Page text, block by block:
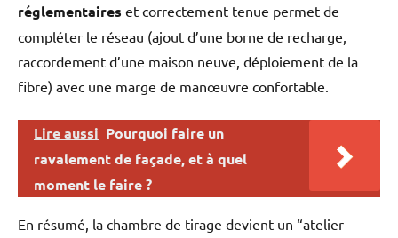
réglementaires et correctement tenue permet de
compléter le réseau (ajout d’une borne de recharge,
raccordement d’une maison neuve, déploiement de la
fibre) avec une marge de manœuvre confortable.
Lire aussi Pourquoi faire un
ravalement de façade, et à quel
moment le faire ?
En résumé, la chambre de tirage devient un “atelier